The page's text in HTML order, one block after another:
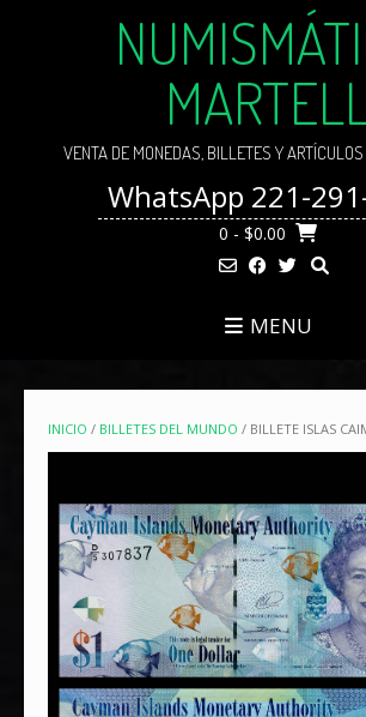
VENTA DE MONEDAS, BILLETES Y
WhatsApp 221-
0 - $0.00
MENU
INICIO / BILLETES DEL MUNDO / BILLETE ISLAS